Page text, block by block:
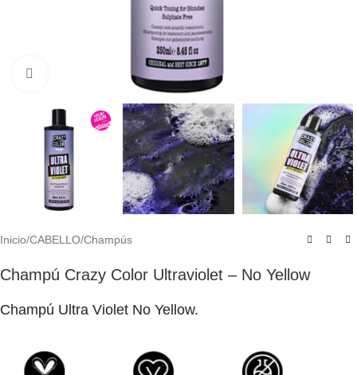
Inicio/CABELLO/Champús
Champú Crazy Color Ultraviolet – No Yellow
Champú Ultra Violet No Yellow.